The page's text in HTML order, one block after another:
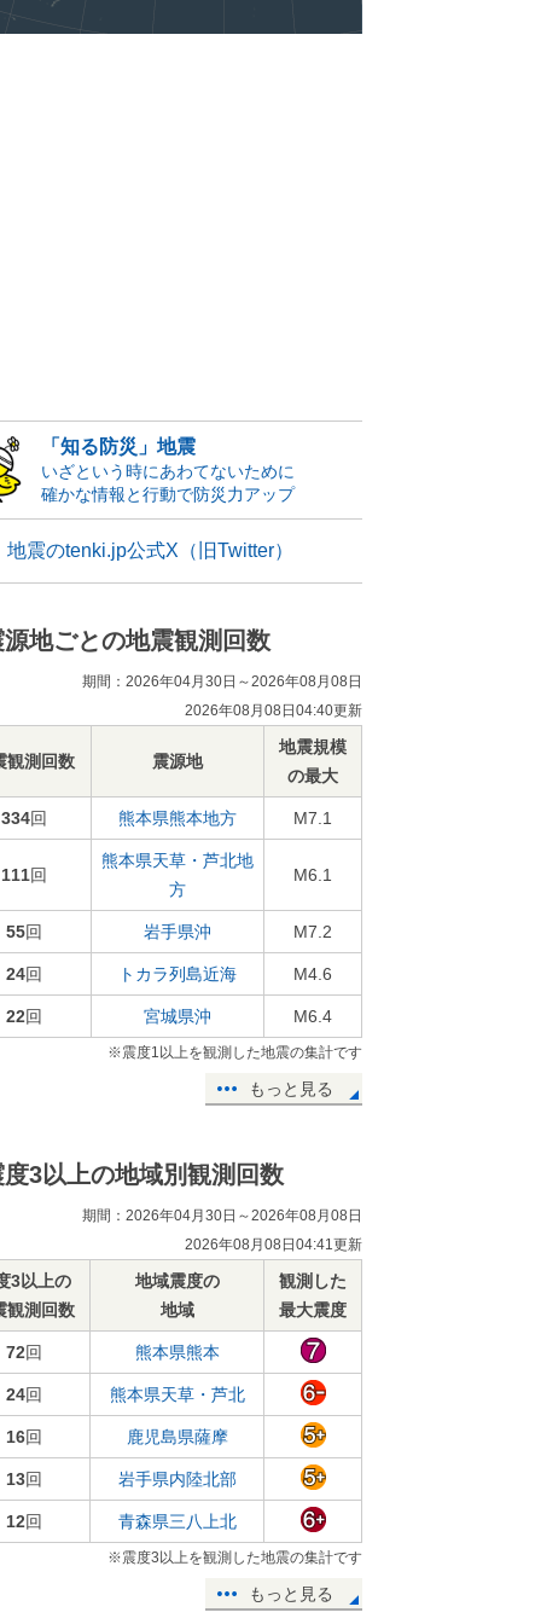
「知る防災」地震
いざという時にあわてないために
確かな情報と行動で防災力アップ
地震のtenki.jp公式X（旧Twitter）
源地ごとの地震観測回数
期間：2026年04月30日～2026年08月08日
2026年08月08日04:40更新
観測回数 震源地
地震規模
の最大
334回 熊本県熊本地方 M7.1
111回
熊本県天草・芦北地
方
M6.1
55回 岩手県沖 M7.2
24回 トカラ列島近海 M4.6
22回 宮城県沖 M6.4
※震度1以上を観測した地震の集計です
もっと見る
度3以上の地域別観測回数
期間：2026年04月30日～2026年08月08日
2026年08月08日04:41更新
3以上の
観測回数
地域震度の
地域
観測した
最大震度
72回 熊本県熊本
24回 熊本県天草・芦北
16回 鹿児島県薩摩
13回 岩手県内陸北部
12回 青森県三八上北
※震度3以上を観測した地震の集計です
もっと見る